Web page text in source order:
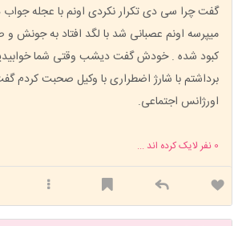
گفت چرا سی دی تکرار نکردی اونم با عجله جواب
میپرسه اونم عصبانی شد با لگد افتاد به
کبود شده . خودش گفت دیشب وقتی شما
برداشتم با شارژ اضطراری با وکیل صحبت کردم
اورژانس اجتماعی.
0 نفر لایک کرده اند ...